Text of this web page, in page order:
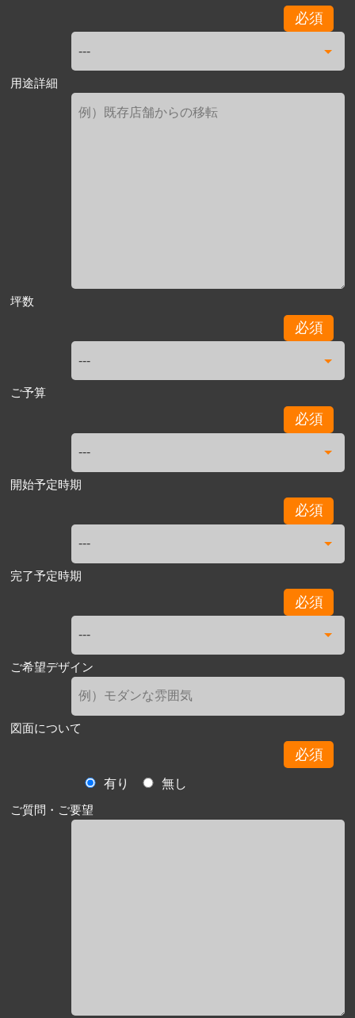
必須
用途詳細
坪数
必須
ご予算
必須
開始予定時期
必須
完了予定時期
必須
ご希望デザイン
図面について
必須
有り
無し
ご質問・ご要望